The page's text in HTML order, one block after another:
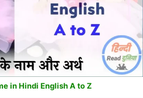
in Hindi English A to Z